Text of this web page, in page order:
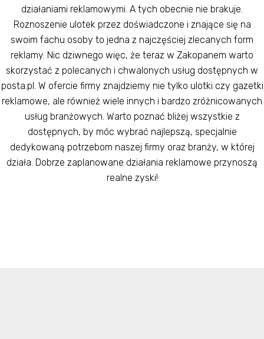
działaniami reklamowymi. A tych obecnie nie brakuje.
Roznoszenie ulotek przez doświadczone i znające się na
swoim fachu osoby to jedna z najczęściej zlecanych form
reklamy. Nic dziwnego więc, że teraz w Zakopanem warto
skorzystać z polecanych i chwalonych usług dostępnych w
posta.pl. W ofercie firmy znajdziemy nie tylko ulotki czy gazetki
reklamowe, ale również wiele innych i bardzo zróżnicowanych
usług branżowych. Warto poznać bliżej wszystkie z
dostępnych, by móc wybrać najlepszą, specjalnie
dedykowaną potrzebom naszej firmy oraz branży, w której
działa. Dobrze zaplanowane działania reklamowe przynoszą
realne zyski!